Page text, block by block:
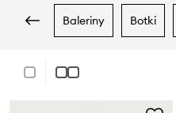
baleriny botki